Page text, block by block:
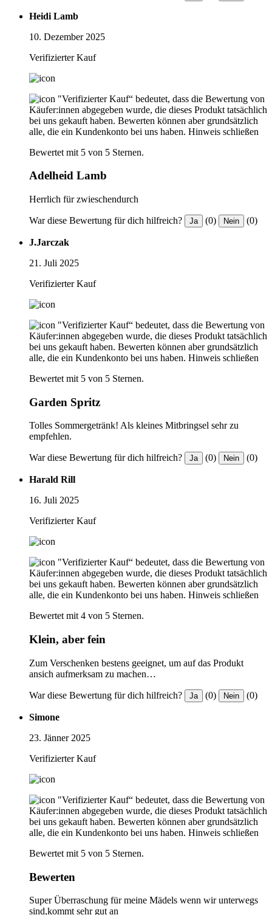
Heidi Lamb
10. Dezember 2025
Verifizierter Kauf
"Verifizierter Kauf“ bedeutet, dass die Bewertung von
Käufer:innen abgegeben wurde, die dieses Produkt tatsächlich
bei uns gekauft haben. Bewerten können aber grundsätzlich
alle, die ein Kundenkonto bei uns haben. Hinweis schließen
Bewertet mit 5 von 5 Sternen.
Adelheid Lamb
Herrlich für zwieschendurch
War diese Bewertung für dich hilfreich? Ja (0) Nein (0)
J.Jarczak
21. Juli 2025
Verifizierter Kauf
"Verifizierter Kauf“ bedeutet, dass die Bewertung von
Käufer:innen abgegeben wurde, die dieses Produkt tatsächlich
bei uns gekauft haben. Bewerten können aber grundsätzlich
alle, die ein Kundenkonto bei uns haben. Hinweis schließen
Bewertet mit 5 von 5 Sternen.
Garden Spritz
Tolles Sommergetränk! Als kleines Mitbringsel sehr zu
empfehlen.
War diese Bewertung für dich hilfreich? Ja (0) Nein (0)
Harald Rill
16. Juli 2025
Verifizierter Kauf
"Verifizierter Kauf“ bedeutet, dass die Bewertung von
Käufer:innen abgegeben wurde, die dieses Produkt tatsächlich
bei uns gekauft haben. Bewerten können aber grundsätzlich
alle, die ein Kundenkonto bei uns haben. Hinweis schließen
Bewertet mit 4 von 5 Sternen.
Klein, aber fein
Zum Verschenken bestens geeignet, um auf das Produkt
ansich aufmerksam zu machen…
War diese Bewertung für dich hilfreich? Ja (0) Nein (0)
Simone
23. Jänner 2025
Verifizierter Kauf
"Verifizierter Kauf“ bedeutet, dass die Bewertung von
Käufer:innen abgegeben wurde, die dieses Produkt tatsächlich
bei uns gekauft haben. Bewerten können aber grundsätzlich
alle, die ein Kundenkonto bei uns haben. Hinweis schließen
Bewertet mit 5 von 5 Sternen.
Bewerten
Super Überraschung für meine Mädels wenn wir unterwegs
sind,kommt sehr gut an